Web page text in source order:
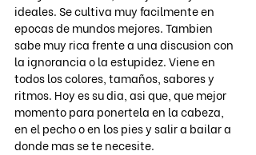
ideales. Se cultiva muy facilmente en
epocas de mundos mejores. Tambien
sabe muy rica frente a una discusion con
la ignorancia o la estupidez. Viene en
todos los colores, tamaños, sabores y
ritmos. Hoy es su dia, asi que, que mejor
momento para ponertela en la cabeza,
en el pecho o en los pies y salir a bailar a
donde mas se te necesite.